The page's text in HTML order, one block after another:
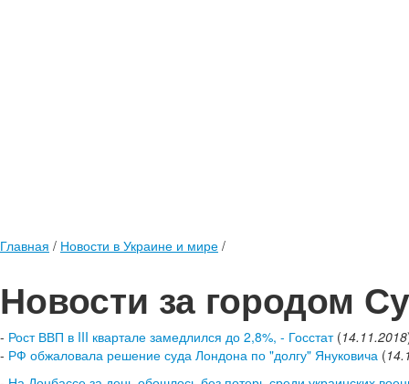
Главная / Новости в Украине и мире /
Новости за городом
- Рост ВВП в III квартале замедлился до 2,8%, - Госстат(14.11.2018
- РФ обжаловала решение суда Лондона по "долгу" Януковича (